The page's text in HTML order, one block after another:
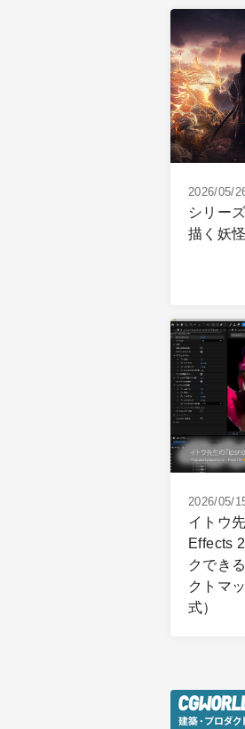
2026/05/
シリー
描く妖
2026/05/
イトウ
Effects
クでき
クトマ
式）